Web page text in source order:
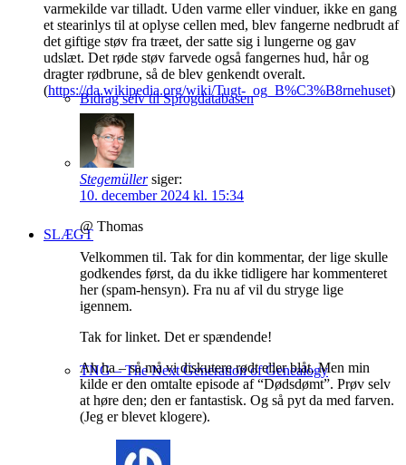
Bidrag selv til Sprogdatabasen
SLÆGT
TNG – The Next Generation of Genealogy
varmekilde var tilladt. Uden varme eller vinduer, ikke en gang
et stearinlys til at oplyse cellen med, blev fangerne nedbrudt af
det giftige støv fra træet, der satte sig i lungerne og gav
udslæt. Det røde støv farvede også fangernes hud, hår og
dragter rødbrune, så de blev genkendt overalt.
(https://da.wikipedia.org/wiki/Tugt-_og_B%C3%B8rnehuset)
Stegemüller siger:
10. december 2024 kl. 15:34
@ Thomas
Velkommen til. Tak for din kommentar, der lige skulle
godkendes først, da du ikke tidligere har kommenteret
her (spam-hensyn). Fra nu af vil du stryge lige
igennem.
Tak for linket. Det er spændende!
Ah ha – så må vi diskutere rødt eller blåt. Men min
kilde er den omtalte episode af “Dødsdømt”. Prøv selv
at høre den; den er fantastisk. Og så pyt da med farven.
(Jeg er blevet klogere).